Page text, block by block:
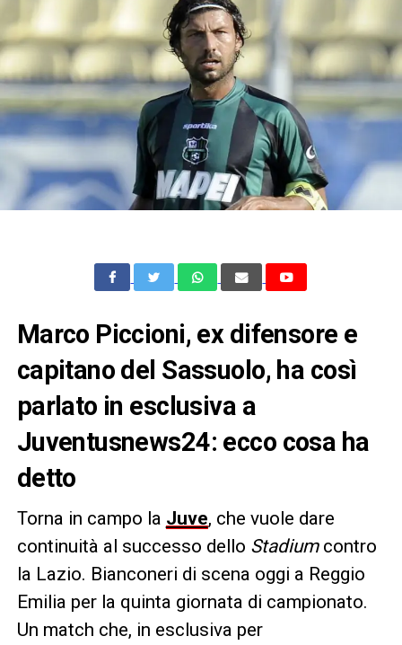
Marco Piccioni, ex difensore e
capitano del Sassuolo, ha così
parlato in esclusiva a
Juventusnews24: ecco cosa ha
detto
Torna in campo la Juve, che vuole dare
continuità al successo dello Stadium contro
la Lazio. Bianconeri di scena oggi a Reggio
Emilia per la quinta giornata di campionato.
Un match che, in esclusiva per